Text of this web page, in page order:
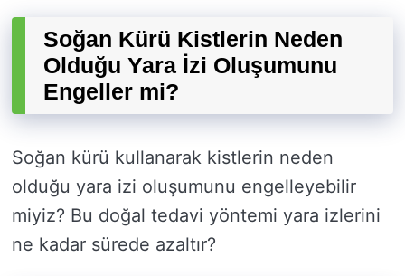
Soğan Kürü Kistlerin Neden
Olduğu Yara İzi Oluşumunu
Engeller mi?
Soğan kürü kullanarak kistlerin neden
olduğu yara izi oluşumunu engelleyebilir
miyiz? Bu doğal tedavi yöntemi yara izlerini
ne kadar sürede azaltır?